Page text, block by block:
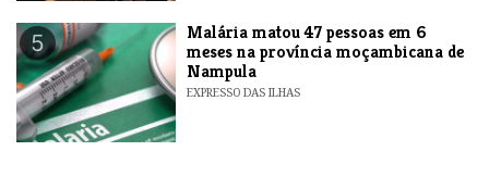
5
​Malária matou 47 pessoas em 6
meses na província moçambicana de
Nampula
EXPRESSO DAS ILHAS